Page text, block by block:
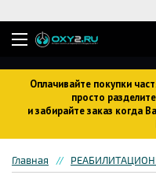
Оплачивайте покупки
просто
и забирайте заказ когда
Главная